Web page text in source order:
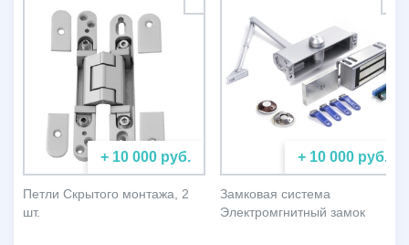
+ 10 000 руб.
Петли Скрытого монтажа, 2
шт.
+ 10 000 руб.
Замковая система
Электромгнитный замок